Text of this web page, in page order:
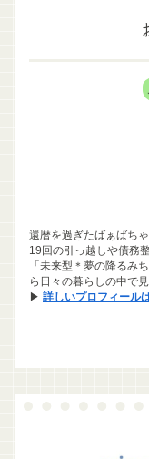
還暦を過ぎたばぁばち
19回の引っ越しや債務
「未来型＊夢の降るみ
ら日々の暮らしの中で
▶ 詳しいプロフィール